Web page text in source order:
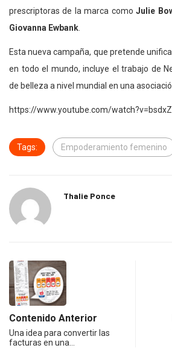
prescriptoras de la marca comoJulie
Giovanna Ewbank
Esta nueva campaña, que pretende
en todo el mundo, incluye el trabajo de
de belleza a nivel mundial en una
https://www.youtube.com/
Tags: Empoderamiento femenino
Thalie Ponce
Contenido Anterior
Una idea para convertir las
facturas en una…